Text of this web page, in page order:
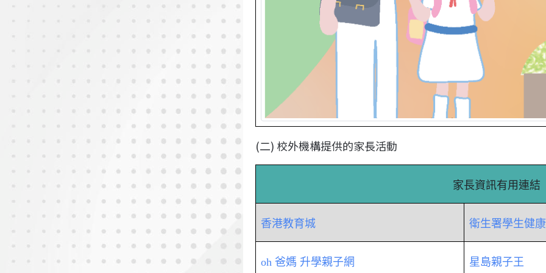
(二) 校外機構提供的家長活動
家長資訊有用連結
香港教育城 衛生署學生健
oh 爸媽 升學親子網 星島親子王